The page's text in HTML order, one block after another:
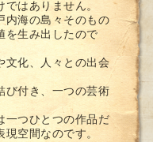
はありません。
内海の島々そのもの
を生み出したので
文化、人々との出会
び付き、一つの芸術
一つひとつの作品だ
空間なのです。